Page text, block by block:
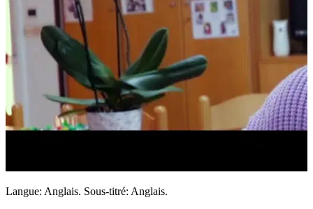
Langue: Anglais. Sous-titré: Anglais.